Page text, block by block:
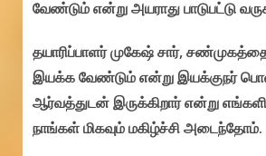
வேண்டும் என்று அயராது பாடுபட்டு
தயாரிப்பாளர் முகேஷ் சார்,
இயக்க வேண்டும் என்று இயக்குநர்
ஆர்வத்துடன் இருக்கிறார் என்று
நாங்கள் மிகவும் மகிழ்ச்சி அடைந்தோம்.